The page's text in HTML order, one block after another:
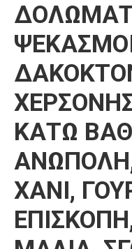
Επικοινωνία
ΚΑΤΩ
ΑΝΩΠΟΛΗ,
ΧΑΝΙ,